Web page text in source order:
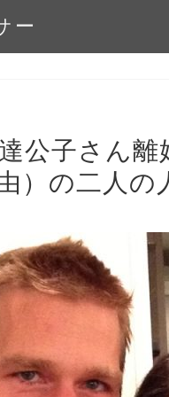
ー
公子さん
）の二人の